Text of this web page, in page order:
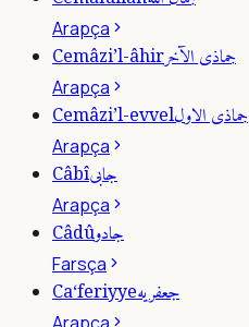
Arapça
Cemâzi’l-âhirجماذى الآخر
Arapça
Cemâzi’l-evvelجماذى الاول
Arapça
Câbîجابى
Arapça
Câdûجادو
Farsça
Ca‘feriyyeجعفريه